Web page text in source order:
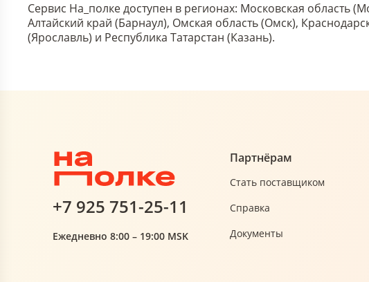
Сервис На_полке доступен в регионах: Московская область
Алтайский край (Барнаул), Омская область (Омск),
(Ярославль) и Республика Татарстан (Казань).
+7 925 751-25-11
Ежедневно 8:00 – 19:00 MSK
Партнёрам
Стать поставщиком
Справка
Документы